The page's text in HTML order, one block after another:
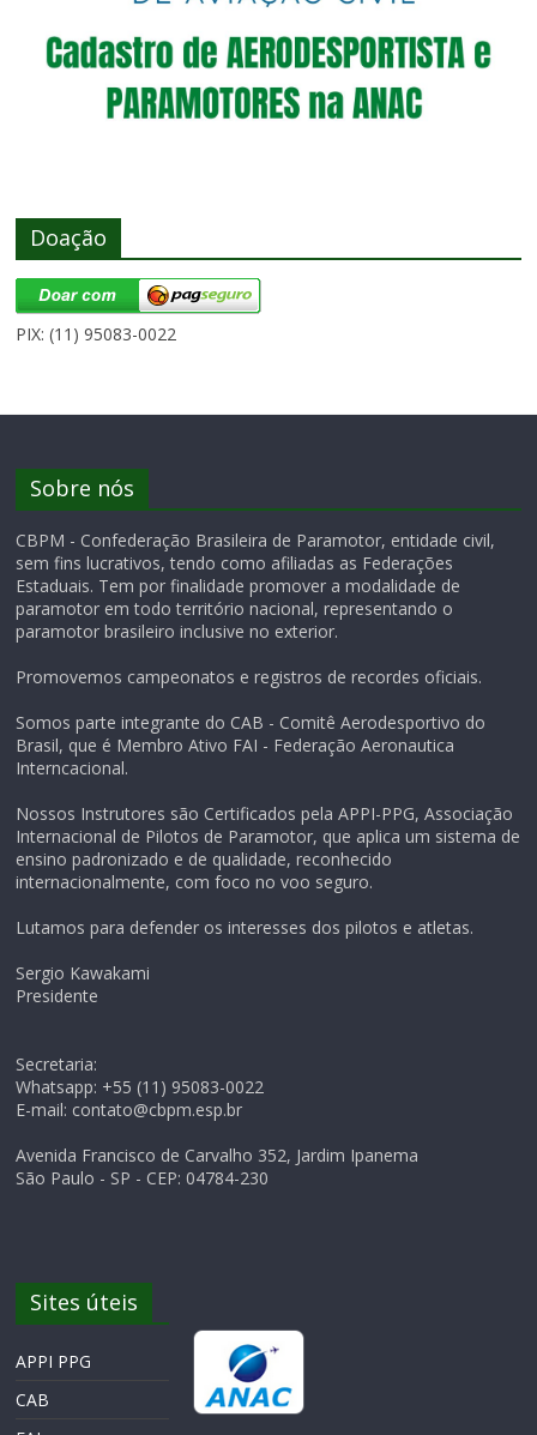
Doação
PIX: (11) 95083-0022
Sobre nós
CBPM - Confederação Brasileira de Paramotor, entidade civil,
sem fins lucrativos, tendo como afiliadas as Federações
Estaduais. Tem por finalidade promover a modalidade de
paramotor em todo território nacional, representando o
paramotor brasileiro inclusive no exterior.
Promovemos campeonatos e registros de recordes oficiais.
Somos parte integrante do CAB - Comitê Aerodesportivo do
Brasil, que é Membro Ativo FAI - Federação Aeronautica
Interncacional.
Nossos Instrutores são Certificados pela APPI-PPG, Associação
Internacional de Pilotos de Paramotor, que aplica um sistema de
ensino padronizado e de qualidade, reconhecido
internacionalmente, com foco no voo seguro.
Lutamos para defender os interesses dos pilotos e atletas.
Sergio Kawakami
Presidente
Secretaria:
Whatsapp: +55 (11) 95083-0022
E-mail: contato@cbpm.esp.br
Avenida Francisco de Carvalho 352, Jardim Ipanema
São Paulo - SP - CEP: 04784-230
Sites úteis
APPI PPG
CAB